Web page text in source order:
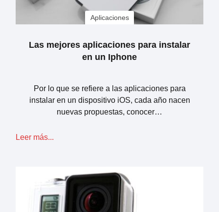
Aplicaciones
Las mejores aplicaciones para instalar
en un Iphone
Por lo que se refiere a las aplicaciones para
instalar en un dispositivo iOS, cada año nacen
nuevas propuestas, conocer…
Leer más...